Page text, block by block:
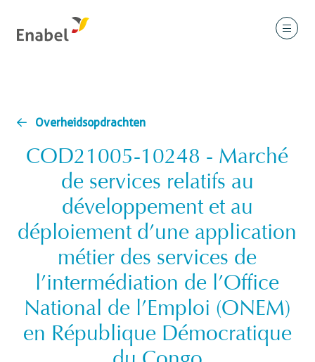
Overheidsopdrachten
COD21005-10248 - Marché
de services relatifs au
développement et au
déploiement d’une application
métier des services de
l’intermédiation de l’Office
National de l’Emploi (ONEM)
en République Démocratique